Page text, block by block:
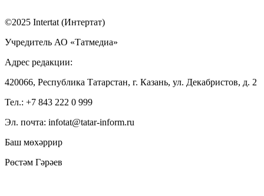
©2025 Intertat (Интертат)
Учредитель АО «Татмедиа»
Адрес редакции:
420066, Республика Татарстан, г. Казань, ул. Декабристов, д. 2
Тел.: +7 843 222 0 999
Эл. почта: infotat@tatar-inform.ru
Баш мөхәррир
Рөстәм Гәрәев